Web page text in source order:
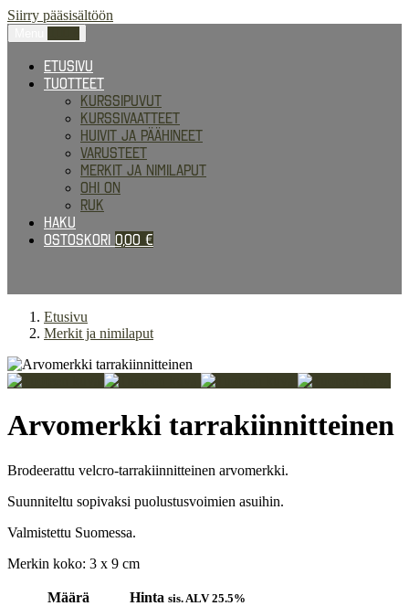
Siirry pääsisältöön
Etusivu
Tuotteet
Kurssipuvut
Kurssivaatteet
Huivit ja päähineet
Varusteet
Merkit ja nimilaput
Ohi on
RUK
Haku
Ostoskori 0,00 €
Etusivu
Merkit ja nimilaput
Arvomerkki tarrakiinnitteinen
Brodeerattu velcro-tarrakiinnitteinen arvomerkki.
Suunniteltu sopivaksi puolustusvoimien asuihin.
Valmistettu Suomessa.
Merkin koko: 3 x 9 cm
Määrä Hinta sis. ALV 25.5%